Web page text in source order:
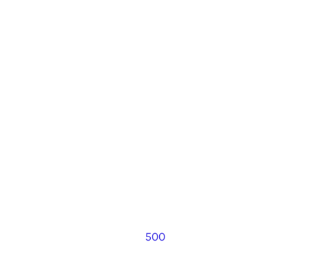
500